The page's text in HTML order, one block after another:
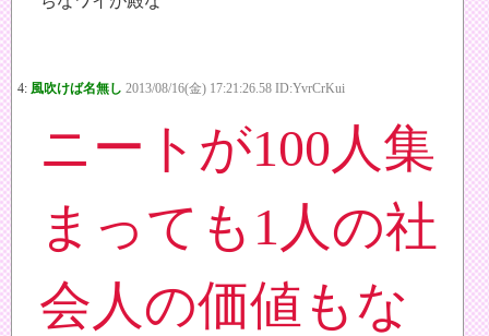
4: 風吹けば名無し 2013/08/16(金) 17:21:26.58 ID:YvrCrKui
ニートが100人集
まっても1人の社
会人の価値もな